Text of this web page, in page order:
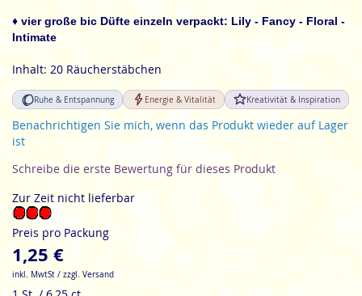
Bildgalerie
springen
♦ vier große bic Düfte einzeln verpackt: Lily - Fancy - Floral -
Intimate
Inhalt: 20 Räucherstäbchen
Ruhe & Entspannung Energie & Vitalität Kreativität & Inspiration
Benachrichtigen Sie mich, wenn das Produkt wieder auf Lager
ist
Schreibe die erste Bewertung für dieses Produkt
Zur Zeit nicht lieferbar
Preis pro Packung
1,25 €
inkl. MwtSt / zzgl. Versand